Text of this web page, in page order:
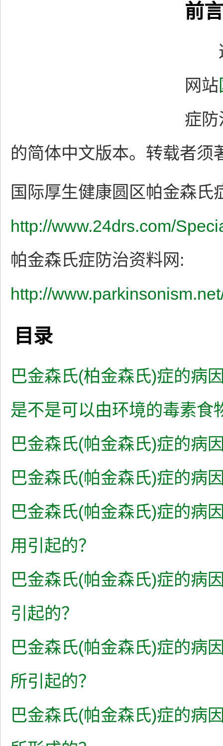
前
这
网站
症
的简体中文版本。转载者须
国际厚生健康圆区帕金森氏
http://www.24drs.com/
帕金森氏症防治资料网:
http://
目录
巴金森氏(柏金森氏)症的病
是不是可以由环境的毒素食
巴金森氏(帕金森氏)症的病
巴金森氏(帕金森氏)症的病
巴金森氏(帕金森氏)症的病
用引起的？
巴金森氏(帕金森氏)症的病
引起的？
巴金森氏(帕金森氏)症的病
所引起的？
巴金森氏(帕金森氏)症的病